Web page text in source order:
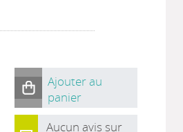
Ajouter au
panier
Aucun avis sur